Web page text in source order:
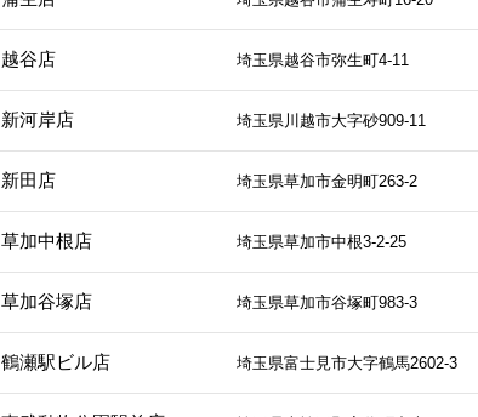
越谷店 埼玉県越谷市弥生町4-11
新河岸店 埼玉県川越市大字砂909-11
新田店 埼玉県草加市金明町263-2
草加中根店 埼玉県草加市中根3-2-25
草加谷塚店 埼玉県草加市谷塚町983-3
鶴瀬駅ビル店 埼玉県富士見市大字鶴馬2602-3